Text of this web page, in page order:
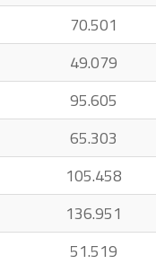
70.501
49.079
95.605
65.303
105.458
136.951
51.519